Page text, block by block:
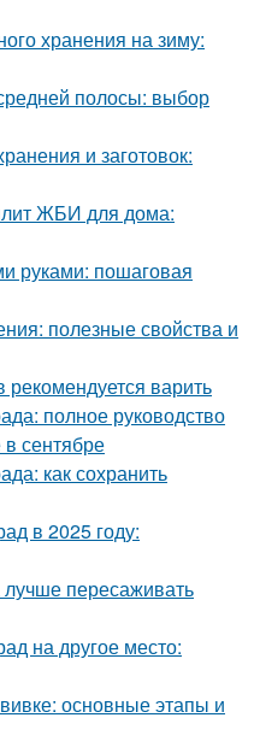
хранения на зиму:
полосы: выбор
и заготовок:
ЖБИ для дома:
руками: пошаговая
полезные свойства и
варить
полное руководство
сентябре
как сохранить
в 2025 году:
лучше пересаживать
на другое место:
основные этапы и